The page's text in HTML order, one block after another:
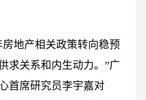
地产相关政策转向稳预
求关系和内生动力。”广
首席研究员李宇嘉对